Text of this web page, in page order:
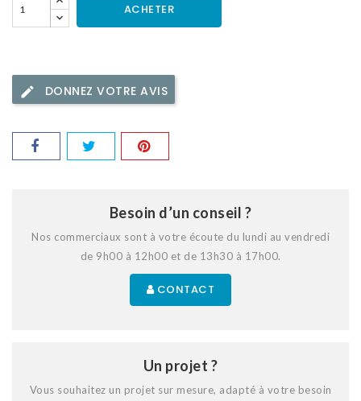
ACHETER
DONNEZ VOTRE AVIS
Besoin d’un conseil ?
Nos commerciaux sont à votre écoute du lundi au vendredi
de 9h00 à 12h00 et de 13h30 à 17h00.
CONTACT
Un projet ?
Vous souhaitez un projet sur mesure, adapté à votre besoin